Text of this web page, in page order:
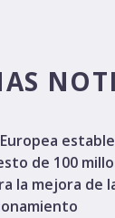
de 100
la mejora de